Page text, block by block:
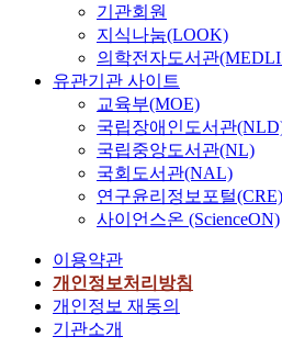
기관회원
지식나눔(LOOK)
의학전자도서관
유관기관 사이트
교육부(MOE)
국립장애인도서관
국립중앙도서관(NL)
국회도서관(NAL)
연구윤리정보포털(CRE)
사이언스온 (ScienceON)
이용약관
개인정보처리방침
개인정보 재동의
기관소개